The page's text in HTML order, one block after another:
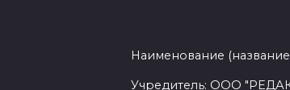
Наименование
Учредитель: ООО